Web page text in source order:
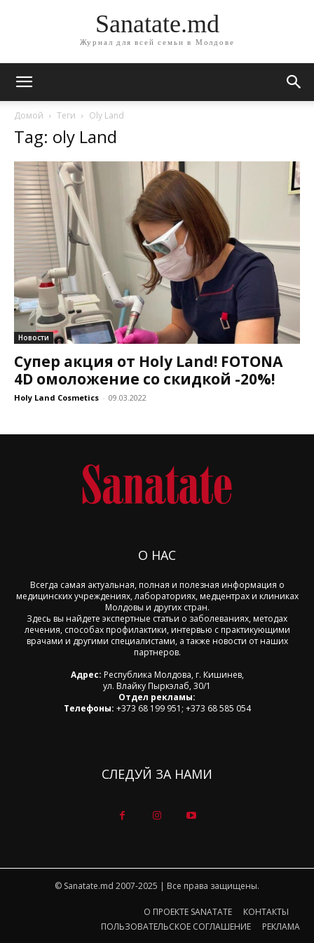
Sanatate.md
Журнал для всей семьи в Молдове
Домой Теги Oly Land
Tag: oly Land
Новости
Супер акция от Holy Land! FOTONA
4D омоложение со скидкой -20%!
Holy Land Cosmetics - 09.03.2022
О НАС
Всегда самая актуальная, полная и полезная информация о
медицинских учреждениях, лабораториях, медцентрах и клиниках
Молдовы и других стран.
Здесь вы найдете экспертные статьи о заболеваниях, методах
лечения, способах профилактики, интервью с практикующими
врачами и другими специалистами, а также новости от наших
партнеров.
Адрес: Республика Молдова, г. Кишинев,
ул. Влайку Пыркэлаб, 30/1
Отдел рекламы:
Телефоны: +373 68 199 951; +373 68 585 054
СЛЕДУЙ ЗА НАМИ
© Sanatate.md 2007-2025 | Все права защищены.
О ПРОЕКТЕ SANATATE
КОНТАКТЫ
ПОЛЬЗОВАТЕЛЬСКОЕ СОГЛАШЕНИЕ
РЕКЛАМА